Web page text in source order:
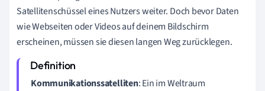
Satellitenschüssel eines Nutzers weiter. Doch bevor Daten
wie Webseiten oder Videos auf deinem Bildschirm
erscheinen, müssen sie diesen langen Weg zurücklegen.
Kommunikationssatelliten: Ein im Weltraum